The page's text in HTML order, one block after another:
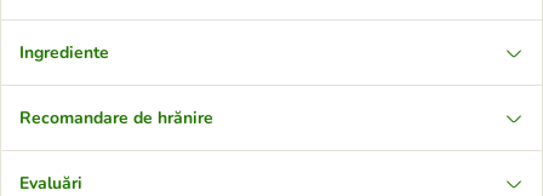
Ingrediente
Recomandare de hrănire
Evaluări